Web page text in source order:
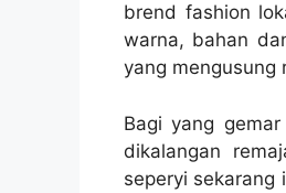
brend fashion
warna, bahan
yang mengusung
Bagi yang
dikalangan
seperyi sekarang